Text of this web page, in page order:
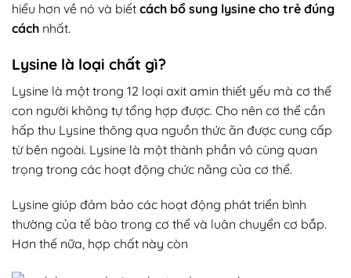
hiểu hơn về nó và biết cách bổ sung lysine cho trẻ đúng
cách nhất.
Lysine là loại chất gì?
Lysine là một trong 12 loại axit amin thiết yếu mà cơ thể
con người không tự tổng hợp được. Cho nên cơ thể cần
hấp thu Lysine thông qua nguồn thức ăn được cung cấp
từ bên ngoài. Lysine là một thành phần vô cùng quan
trọng trong các hoạt động chức năng của cơ thể.
Lysine giúp đảm bảo các hoạt động phát triển bình
thường của tế bào trong cơ thể và luân chuyển cơ bắp.
Hơn thế nữa, hợp chất này còn